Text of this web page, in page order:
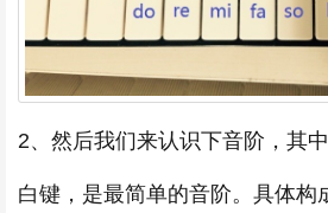
2、然后我们来认识下音阶，其
白键，是最简单的音阶。具体构